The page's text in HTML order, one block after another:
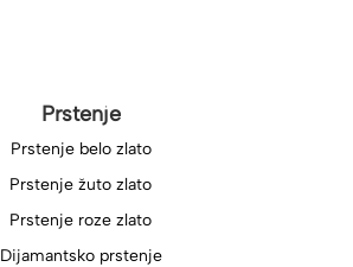
Prstenje
Prstenje belo zlato
Prstenje žuto zlato
Prstenje roze zlato
Dijamantsko prstenje